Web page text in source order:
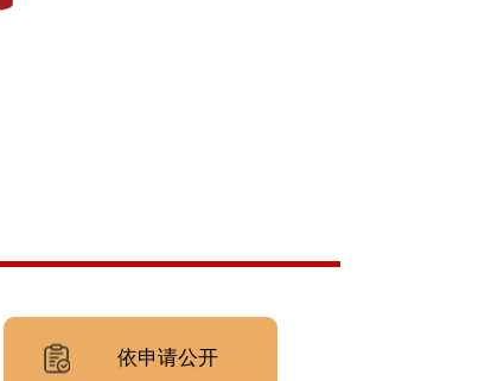
依申请公开